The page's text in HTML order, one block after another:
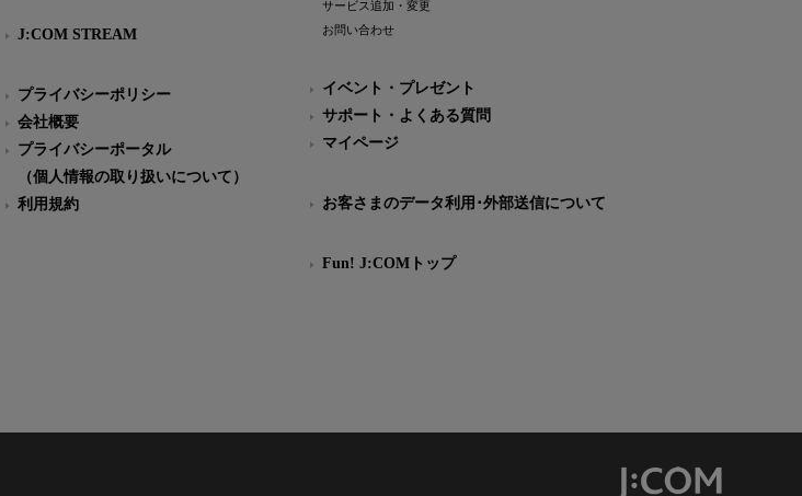
J:COM STREAM
プライバシーポリシー
会社概要
プライバシーポータル
（個人情報の取り扱いについて）
利用規約
サービス追加・変更
お問い合わせ
イベント・プレゼント
サポート・よくある質問
マイページ
お客さまのデータ利用･外部送信について
Fun! J:COMトップ